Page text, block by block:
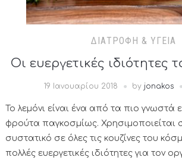
ΔΙΑΤΡΟΦΉ & ΥΓΕΊΑ
Οι ευεργετικές ιδιότητες
19 Ιανουαρίου 2018 by jonakos
Το λεμόνι είναι ένα από τα πιο γνωστά
φρούτα παγκοσμίως. Χρησιμοποιείται
συστατικό σε όλες τις κουζίνες του
πολλές ευεργετικές ιδιότητες για τον